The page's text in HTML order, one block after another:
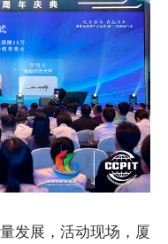
发展，活动现场，厦